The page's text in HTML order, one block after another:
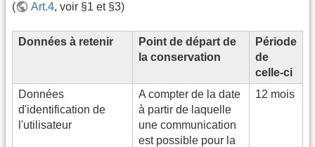
( Art.4, voir §1 et §3)
Données à retenir
Point de départ de
la conservation
Période
de
celle-ci
Données
d'identification de
l'utilisateur
A compter de la date
à partir de laquelle
une communication
est possible pour la
12 mois